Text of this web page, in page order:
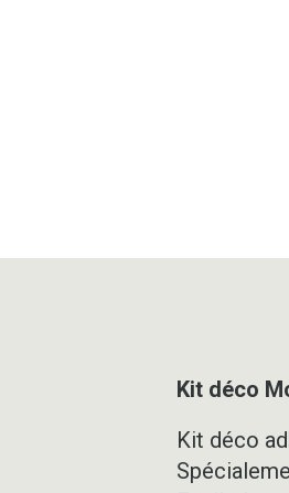
Kit déco
Kit déco